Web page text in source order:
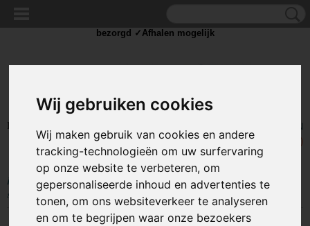
Wij gebruiken cookies
Wij maken gebruik van cookies en andere
tracking-technologieën om uw surfervaring
op onze website te verbeteren, om
gepersonaliseerde inhoud en advertenties te
tonen, om ons websiteverkeer te analyseren
en om te begrijpen waar onze bezoekers
Inloggen
UW WINKELWAGEN
Geen producten
(0)
Home >STROOM>Schakelaars>Standaard schakelaar>12V
schakelaars> Schakelaar - groen - 12 volt - 20A - verlicht rond - 3 pins
bezorgd ✓Afhalen mogelijk